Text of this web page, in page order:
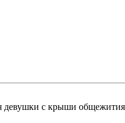
девушки с крыши